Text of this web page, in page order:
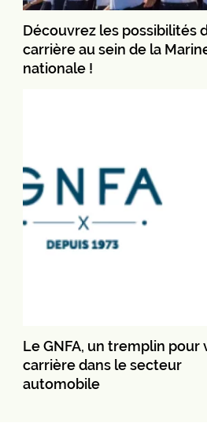
Découvrez les possibilités
carrière au sein de la
nationale !
Le GNFA, un tremplin pour
carrière dans le secteur
automobile